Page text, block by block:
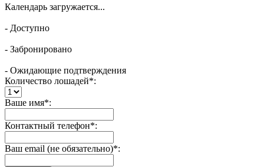
Календарь загружается...
- Доступно
- Забронировано
- Ожидающие подтверждения
Количество лошадей*:
Ваше имя*:
Контактный телефон*:
Ваш email (не обязательно)*: